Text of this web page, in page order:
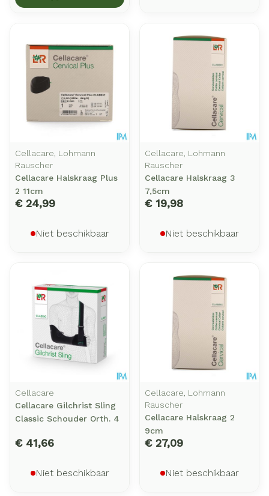
Cellacare, Lohmann
Rauscher
Cellacare Halskraag Plus
2 11cm
€ 24,99
Niet beschikbaar
Cellacare, Lohmann
Rauscher
Cellacare Halskraag 3
7,5cm
€ 19,98
Niet beschikbaar
Cellacare
Cellacare Gilchrist Sling
Classic Schouder Orth. 4
€ 41,66
Niet beschikbaar
Cellacare, Lohmann
Rauscher
Cellacare Halskraag 2
9cm
€ 27,09
Niet beschikbaar